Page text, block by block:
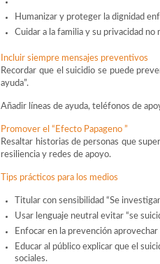
Humanizar y proteger la dignidad
Cuidar a la familia y su privacidad
Incluir siempre mensajes preventivos
Recordar que el suicidio se puede
ayuda”.
Añadir líneas de ayuda, teléfonos de
Promover el “Efecto Papageno ”
Resaltar historias de personas que
resiliencia y redes de apoyo.
Tips prácticos para los medios
Titular con sensibilidad “Se
Usar lenguaje neutral evitar “se
Enfocar en la prevención
Educar al público explicar que el
sociales.